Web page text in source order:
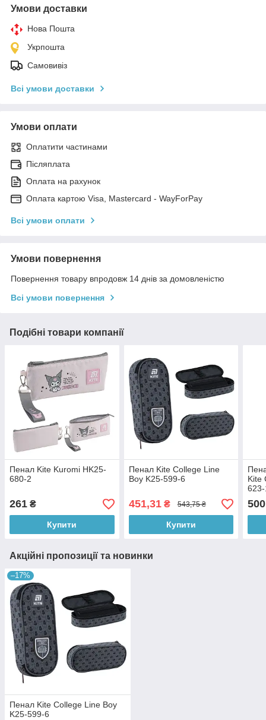
Умови доставки
Нова Пошта
Укрпошта
Самовивіз
Всі умови доставки
Умови оплати
Оплатити частинами
Післяплата
Оплата на рахунок
Оплата картою Visa, Mastercard - WayForPay
Всі умови оплати
Умови повернення
Повернення товару впродовж 14 днів за домовленістю
Всі умови повернення
Подібні товари компанії
Пенал Kite Kuromi HK25-
680-2
261 ₴
Купити
Пенал Kite College Line
Boy K25-599-6
451,31₴ 543,75 ₴
Купити
Kite
623-
Акційні пропозиції та новинки
–17%
Пенал Kite College Line Boy
K25-599-6